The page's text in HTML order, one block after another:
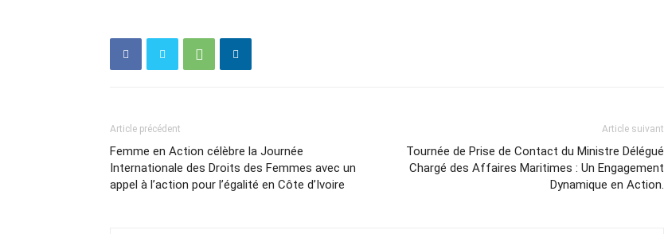
Article précédent
Femme en Action célèbre la Journée
Internationale des Droits des Femmes avec un
appel à l’action pour l’égalité en Côte d’Ivoire
Article suivant
Tournée de Prise de Contact du Ministre Délégué
Chargé des Affaires Maritimes : Un Engagement
Dynamique en Action.